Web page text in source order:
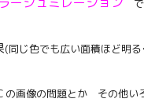
(同じ色でも広い面積ほど明る
の画像の問題とか その他